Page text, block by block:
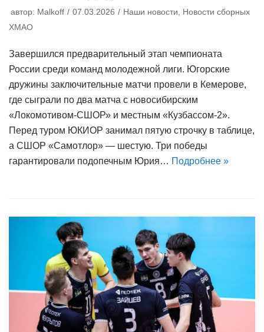
автор: Malkoff 07.03.2026 Наши новости
Новости сборных
ХМАО
Завершился предварительный этап чемпионата
России среди команд молодежной лиги. Югорские
дружины заключительные матчи провели в Кемерове,
где сыграли по два матча с новосибирским
«Локомотивом-СШОР» и местным «Кузбассом-2».
Перед туром ЮКИОР занимал пятую строчку в таблице,
а СШОР «Самотлор» — шестую. Три победы
гарантировали подопечным Юрия… Подробнее »